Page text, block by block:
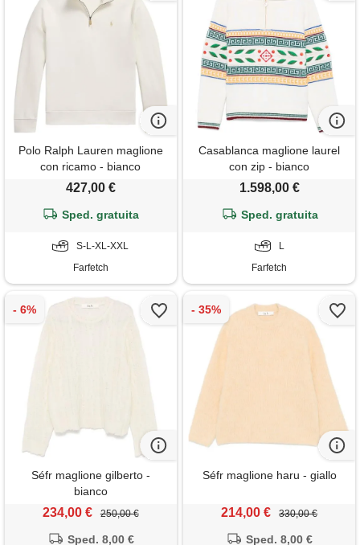
Polo Ralph Lauren maglione
con ricamo - bianco
427,00 €
Sped. gratuita
S-L-XL-XXL
Farfetch
Casablanca maglione laurel
con zip - bianco
1.598,00 €
Sped. gratuita
L
Farfetch
Séfr maglione gilberto -
bianco
234,00 € 250,00 €
Sped. 8,00 €
Séfr maglione haru - giallo
214,00 € 330,00 €
Sped. 8,00 €